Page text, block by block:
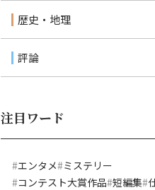
歴史・地理
評論
注目ワード
エンタメ ミステリー
コンテスト大賞作品 短編集